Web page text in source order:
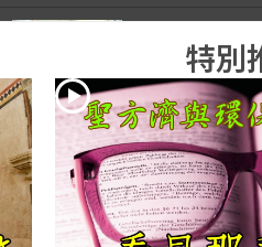
錢玲珠 老師
【信仰之旅】
玲珠 老師
【信仰之旅】
—金毓瑋 神父
特別